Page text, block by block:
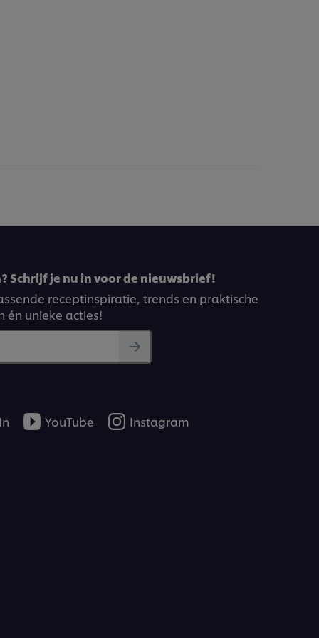
Schrijf je nu in voor de nieuwsbrief!
receptinspiratie, trends en praktische
én unieke acties!
YouTube Instagram